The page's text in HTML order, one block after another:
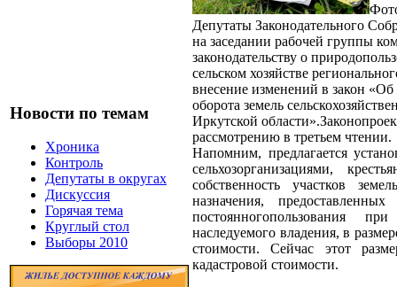
Новости по темам
Хроника
Контроль
Депутаты в округах
Дискуссия
Горячая тема
Круглый стол
Выборы 2010
Депутаты Законодательного
на заседании рабочей группы
законодательству о
сельском хозяйстве
внесение изменений в закон
оборота земель
Иркутской
рассмотрению в третьем чтении.
Напомним, предлагается
сельхозорганизациями,
собственность участков
назначения,
постоянногопользования
наследуемого владения, в
стоимости. Сейчас этот
кадастровой стоимости.